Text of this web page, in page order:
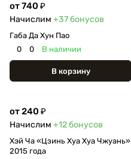
от 740 ₽
Начислим +37бонусов
Габа Да Хун Пао
0
0 В наличии
В корзину
от 240 ₽
Начислим +12бонусов
Хэй Ча «Цзинь Хуа Хуа Чжуань»
2015 года